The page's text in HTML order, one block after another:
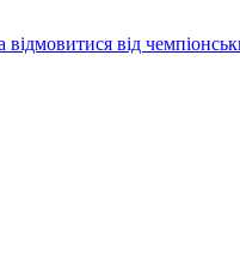
від